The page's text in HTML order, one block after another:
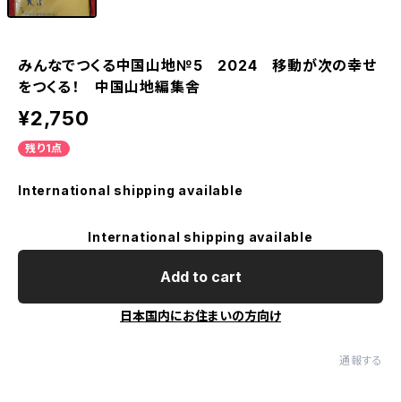
みんなでつくる中国山地№5 2024 移動が次の幸せ
をつくる！ 中国山地編集舎
¥2,750
残り1点
International shipping available
International shipping available
Add to cart
日本国内にお住まいの方向け
通報する